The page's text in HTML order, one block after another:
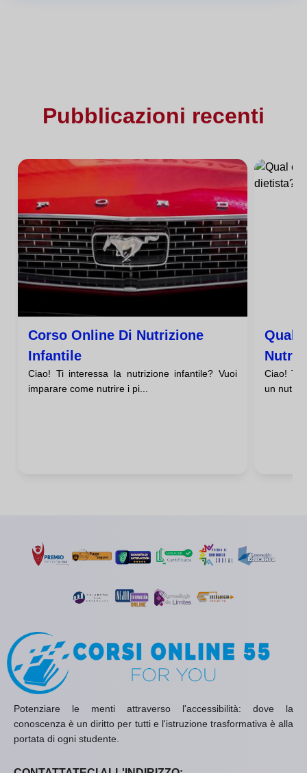
Pubblicazioni recenti
Corso Online Di Nutrizione
Infantile
Ciao! Ti interessa la nutrizione infantile? Vuoi
imparare come nutrire i pi...
Qual
Ciao! Ti
un
Potenziare le menti attraverso l'accessibilità: dove la
conoscenza è un diritto per tutti e l'istruzione trasformativa è alla
portata di ogni studente.